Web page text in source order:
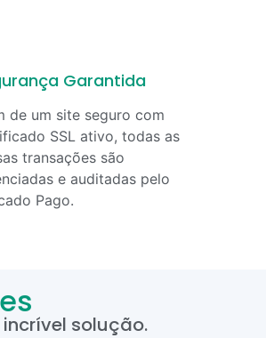
Garantida
de um site seguro com
SSL ativo, todas as
transações são
e auditadas pelo
Pago.
solução.